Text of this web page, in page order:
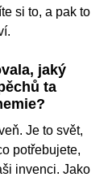
si to, a pak to
jaký
ta
Je to svět,
potřebujete,
invenci. Jako